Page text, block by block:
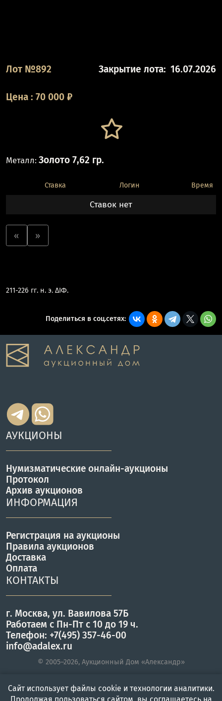
Лот №892 Закрытие лота: 16.07.2026
Цена : 70 000 ₽
Металл: Золото 7,62 гр.
Ставка Логин Время
Ставок нет
« »
211-226 гг. н. э. ΔΙΦ.
Поделиться в соц.сетях:
АУКЦИОНЫ
Нумизматические онлайн-аукционы
Протокол
Архив аукционов
ИНФОРМАЦИЯ
Регистрация на аукционы
Правила аукционов
Доставка
Оплата
КОНТАКТЫ
г. Москва, ул. Вавилова 57Б
Работаем с Пн-Пт с 10 до 19 ч.
Телефон: +7(495) 357-46-00
info@adalex.ru
© 2005–2026, Аукционный Дом «Александр»
Сайт использует файлы cookie и технологии аналитики.
Войти